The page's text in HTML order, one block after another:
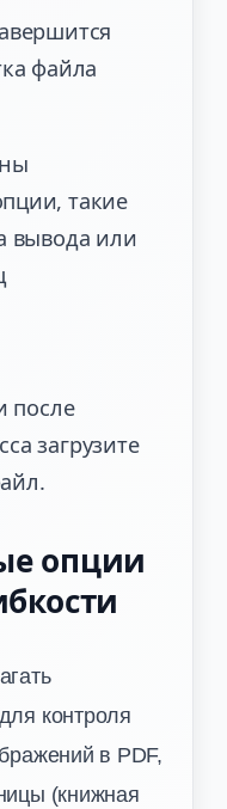
файла
такие
вывода или
после
загрузите
опции
контроля
в PDF,
(книжная